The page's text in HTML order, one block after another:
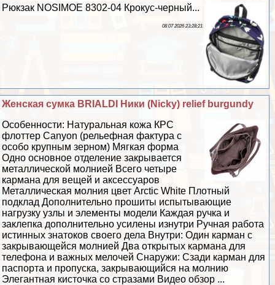
Рюкзак NOSIMOE 8302-04 Крокус-черный...
08 07 2026 23:28:21
Женская сумка BRIALDI Ники (Nicky) relief burgundy
Особенности: Натуральная кожа КРС
флоттер Canyon (рельефная фактура с
особо крупным зерном) Мягкая форма
Одно основное отделение закрывается
металлической молнией Всего четыре
кармана для вещей и аксессуаров
Металлическая молния цвет Arctic White Плотный
подклад Дополнительно прошиты испытывающие
нагрузку узлы и элементы модели Каждая ручка и
заклепка дополнительно усилены изнутри Ручная работа
истинных знатоков своего дела Внутри: Один карман с
закрывающейся молнией Два открытых кармана для
телефона и важных мелочей Снаружи: Сзади карман для
паспорта и пропуска, закрывающийся на молнию
Элегантная кисточка со стразами Видео обзор ...